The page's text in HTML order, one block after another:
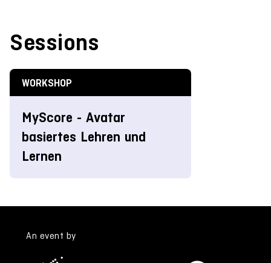
Sessions
WORKSHOP
MyScore - Avatar
basiertes Lehren und
Lernen
An event by